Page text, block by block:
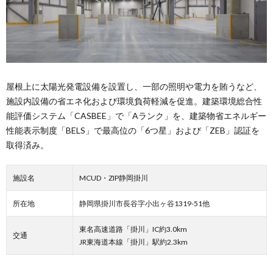
屋根上に太陽光発電設備を設置し、一部の照明や電力を賄うなど、
施設内設備の省エネ化および環境負荷軽減を促進。建築環境総合性
能評価システム「CASBEE」で「Aランク」を、建築物省エネルギー
性能表示制度「BELS」で最高位の「6つ星」および「ZEB」認証を
取得済み。
施設名 MCUD・ZIP静岡掛川
所在地 静岡県掛川市長谷字小出ヶ谷1319-51他
交通
東名高速道路「掛川」IC約3.0km
JR東海道本線「掛川」駅約2.3km